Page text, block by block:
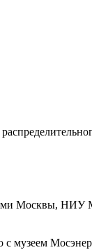
Москвы, НИУ
с музеем